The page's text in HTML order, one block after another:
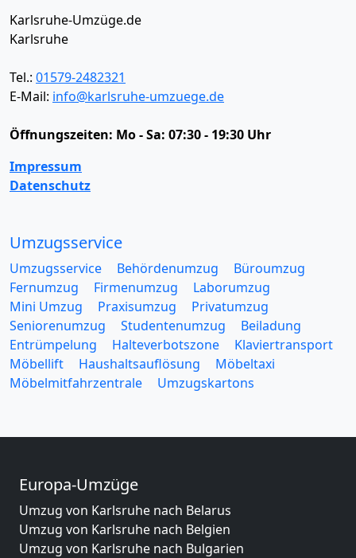
Karlsruhe-Umzüge.de
Karlsruhe
Tel.: 01579-2482321
E-Mail: info@karlsruhe-umzuege.de
Öffnungszeiten: Mo - Sa: 07:30 - 19:30 Uhr
Impressum
Datenschutz
Umzugsservice
Umzugsservice Behördenumzug
Büroumzug
Fernumzug
Firmenumzug
Laborumzug
Mini Umzug
Praxisumzug
Privatumzug
Seniorenumzug
Studentenumzug
Beiladung
Entrümpelung
Halteverbotszone
Klaviertransport
Möbellift
Haushaltsauflösung
Möbeltaxi
Möbelmitfahrzentrale
Umzugskartons
Europa-Umzüge
Umzug von Karlsruhe nach Belarus
Umzug von Karlsruhe nach Belgien
Umzug von Karlsruhe nach Bulgarien